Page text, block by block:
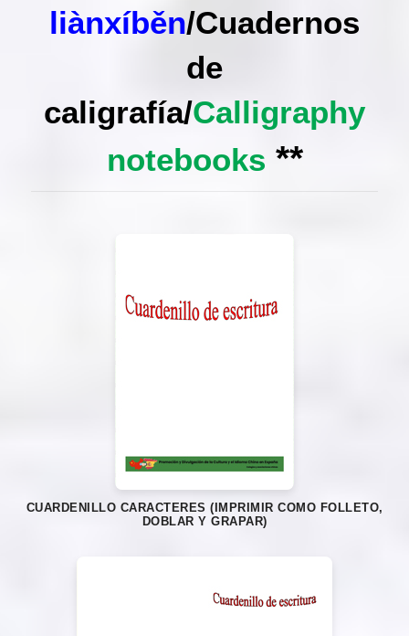
liànxíběn/Cuadernos
de
caligrafía/Calligraphy
notebooks **
CUARDENILLO CARACTERES (IMPRIMIR COMO FOLLETO,
DOBLAR Y GRAPAR)